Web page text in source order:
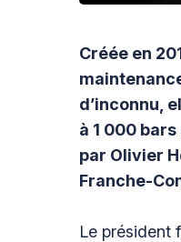
Créée en
d’inconnu,
à 1 000
par Olivier
Franche-
Le président